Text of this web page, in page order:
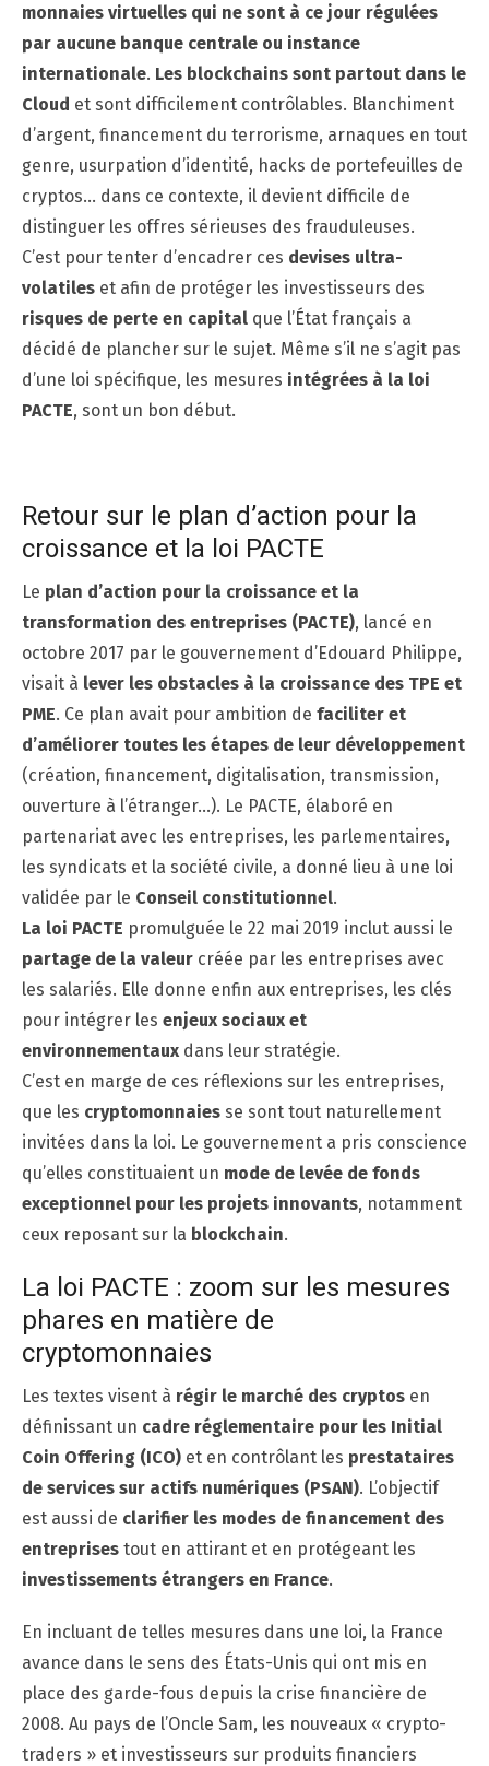
monnaies virtuelles qui ne sont à ce jour régulées
par aucune banque centrale ou instance
internationale. Les blockchains sont partout dans le
Cloud et sont difficilement contrôlables. Blanchiment
d’argent, financement du terrorisme, arnaques en tout
genre, usurpation d’identité, hacks de portefeuilles de
cryptos… dans ce contexte, il devient difficile de
distinguer les offres sérieuses des frauduleuses.
C’est pour tenter d’encadrer ces devises ultra-
volatiles et afin de protéger les investisseurs des
risques de perte en capital que l’État français a
décidé de plancher sur le sujet. Même s’il ne s’agit pas
d’une loi spécifique, les mesures intégrées à la loi
PACTE, sont un bon début.
Retour sur le plan d’action pour la
croissance et la loi PACTE
Le plan d’action pour la croissance et la
transformation des entreprises (PACTE), lancé en
octobre 2017 par le gouvernement d’Edouard Philippe,
visait à lever les obstacles à la croissance des TPE et
PME. Ce plan avait pour ambition de faciliter et
d’améliorer toutes les étapes de leur développement
(création, financement, digitalisation, transmission,
ouverture à l’étranger…). Le PACTE, élaboré en
partenariat avec les entreprises, les parlementaires,
les syndicats et la société civile, a donné lieu à une loi
validée par le Conseil constitutionnel.
La loi PACTE promulguée le 22 mai 2019 inclut aussi le
partage de la valeur créée par les entreprises avec
les salariés. Elle donne enfin aux entreprises, les clés
pour intégrer les enjeux sociaux et
environnementaux dans leur stratégie.
C’est en marge de ces réflexions sur les entreprises,
que les cryptomonnaies se sont tout naturellement
invitées dans la loi. Le gouvernement a pris conscience
qu’elles constituaient un mode de levée de fonds
exceptionnel pour les projets innovants, notamment
ceux reposant sur la blockchain.
La loi PACTE : zoom sur les mesures
phares en matière de
cryptomonnaies
Les textes visent à régir le marché des cryptos en
définissant un cadre réglementaire pour les Initial
Coin Offering (ICO) et en contrôlant les prestataires
de services sur actifs numériques (PSAN). L’objectif
est aussi de clarifier les modes de financement des
entreprises tout en attirant et en protégeant les
investissements étrangers en France.
En incluant de telles mesures dans une loi, la France
avance dans le sens des États-Unis qui ont mis en
place des garde-fous depuis la crise financière de
2008. Au pays de l’Oncle Sam, les nouveaux « crypto-
traders » et investisseurs sur produits financiers